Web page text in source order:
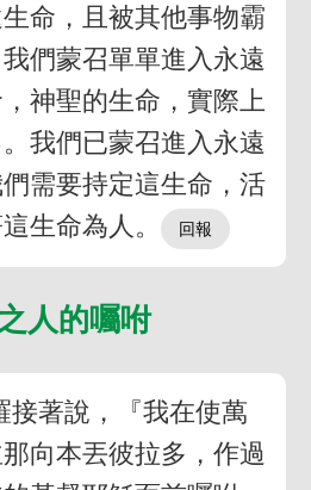
命，且被其他事物霸
們蒙召單單進入永遠
神聖的生命，實際上
我們已蒙召進入永遠
需要持定這生命，活
生命為人。
人的囑咐
接著說，『我在使萬
向本丟彼拉多，作過